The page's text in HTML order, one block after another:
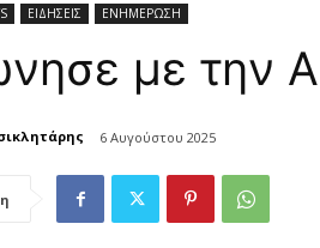
ΕΙΔΗΣΕΙΣ ΕΝΗΜΕΡΩΣΗ
με την
6 Αυγούστου 2025